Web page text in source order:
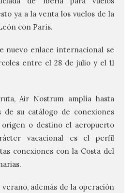
ya a la venta los vuelos de la
con París.
nuevo enlace internacional se
entre el 28 de julio y el 11
Air Nostrum amplía hasta
de su catálogo de conexiones
o destino el aeropuerto
vacacional es el perfil
conexiones con la Costa del
además de la operación